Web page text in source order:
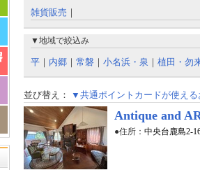
雑貨販売 ｜
▼地域で絞込み
平 ｜ 内郷 ｜ 常磐 ｜ 小名浜・泉 ｜ 植田・勿
並び替え： ▼共通ポイントカードが使える
Antique and
●住所： 中央台鹿島2-